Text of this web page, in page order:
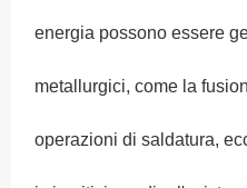
energia possono essere
metallurgici, come la
operazioni di saldatura,